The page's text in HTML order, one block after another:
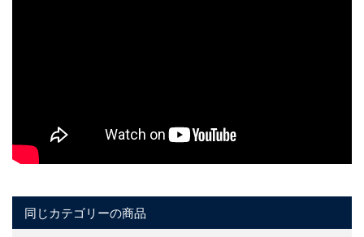
同じカテゴリーの商品